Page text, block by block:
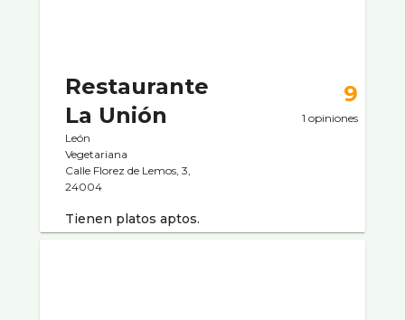
Restaurante
La Unión
León
Vegetariana
Calle Florez de Lemos, 3,
24004
9
1 opiniones
Tienen platos aptos.